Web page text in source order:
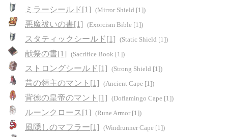
ミラーシールド[1] (Mirror Shield [1])
悪魔祓いの書[1] (Exorcism Bible [1])
スタティックシールド[1] (Static Shield [1])
献祭の書[1] (Sacrifice Book [1])
ストロングシールド[1] (Strong Shield [1])
昔の領主のマント[1] (Ancient Cape [1])
背徳の皇帝のマント[1] (Doflamingo Cape [1])
ルーンクロース[1] (Rune Armor [1])
風隠しのマフラー[1] (Windrunner Cape [1])